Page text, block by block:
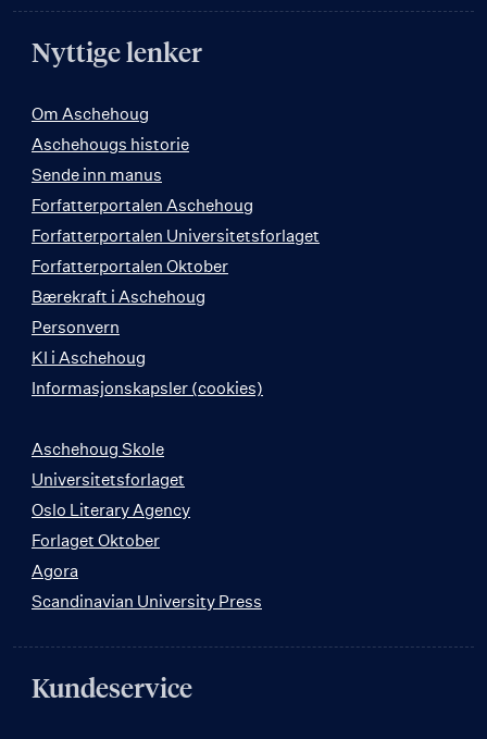
Nyttige lenker
Om Aschehoug
Aschehougs historie
Sende inn manus
Forfatterportalen Aschehoug
Forfatterportalen Universitetsforlaget
Forfatterportalen Oktober
Bærekraft i Aschehoug
Personvern
KI i Aschehoug
Informasjonskapsler (cookies)
Aschehoug Skole
Universitetsforlaget
Oslo Literary Agency
Forlaget Oktober
Agora
Scandinavian University Press
Kundeservice